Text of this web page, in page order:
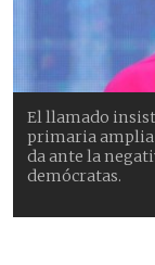
El llamado
primaria amplia
da ante la
demócratas.